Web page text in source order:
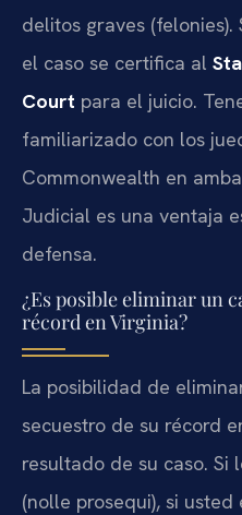
delitos graves
el caso se certifica al
Court para el juicio.
familiarizado con los
Commonwealth en
Judicial es una ventaja
defensa.
¿Es posible eliminar un
récord en Virginia?
La posibilidad de
secuestro de su récord
resultado de su caso. Si
(nolle prosequi), si